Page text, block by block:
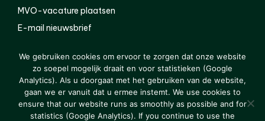
MVO-vacature plaatsen
E-mail nieuwsbrief
© 2000-2026 Van der Molen EIS Colofon
Disclaimer
Privacy
We gebruiken cookies om ervoor te zorgen dat onze website
zo soepel mogelijk draait en voor statistieken (Google
Analytics). Als u doorgaat met het gebruiken van de website,
gaan we er vanuit dat u ermee instemt. We use cookies to
ensure that our website runs as smoothly as possible and for
statistics (Google Analytics). If you continue to use the